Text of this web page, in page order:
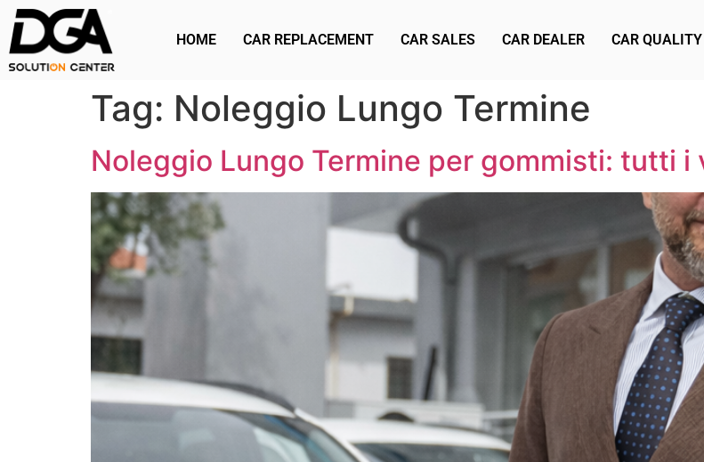
HOME CAR REPLACEMENT CAR SALES CAR DEALER CAR QUALITY
Tag: Noleggio Lungo Termine
Noleggio Lungo Termine per gommisti: tutti i